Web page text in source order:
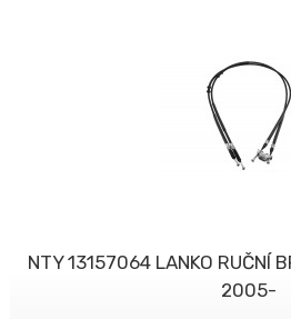
NTY 13157064 LANKO RUČNÍ
2005-